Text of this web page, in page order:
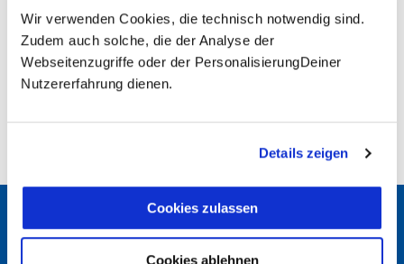
Wir verwenden Cookies, die technisch notwendig sind.
Zudem auch solche, die der Analyse der
Webseitenzugriffe oder der PersonalisierungDeiner
Nutzererfahrung dienen.
Details zeigen
Cookies zulassen
Cookies ablehnen
Fragen zur Buchung?
+49 (0)711 - 6583 80 80
Leistungsbeginn befindet sich in der Vergangenheit
Wir beraten Dich gerne!